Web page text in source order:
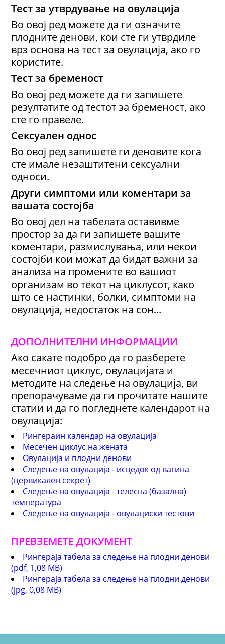
Тест за утврдување на овулација
Во овој ред можете да ги означите
плодните денови, кои сте ги утврдиле
врз основа на тест за овулација, ако го
користите.
Тест за бременост
Во овој ред можете да ги запишете
резултатите од тестот за бременост, ако
сте го правеле.
Сексуален однос
Во овој ред запишете ги деновите кога
сте имале незаштитени сексуални
односи.
Други симптоми или коментари за
вашата состојба
Во овој дел на табелата оставивме
простор за да ги запишете вашите
коментари, размислувања, или некои
состојби кои можат да бидат важни за
анализа на промените во вашиот
организам во текот на циклусот, како
што се настинки, болки, симптоми на
овулација, недостаток на сон...
ДОПОЛНИТЕЛНИ ИНФОРМАЦИИ
Ако сакате подобро да го разберете
месечниот циклус, овулацијата и
методите на следење на овулација, ви
препорачуваме да ги прочитате нашите
статии и да го погледнете календарот на
овулација:
Рингераин календар на овулација
Месечен циклус на жената
Овулација и плодни денови
Следење на овулација - исцедок од вагина
(цервикален секрет)
Следење на овулација - телесна (базална)
температура
Следење на овулација - овулациски тестови
ПРЕВЗЕМEТЕ ДОКУМЕНТ
Рингераја табела за следење на плодни денови
(pdf, 1,08 MB)
Рингераја табела за следење на плодни денови
(jpg, 0,08 MB)